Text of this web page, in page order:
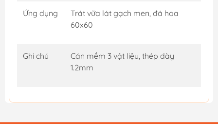
Ứng dụng
Trát vữa lát gạch men, đá hoa
60x60
Ghi chú
Cán mềm 3 vật liệu, thép dày
1.2mm